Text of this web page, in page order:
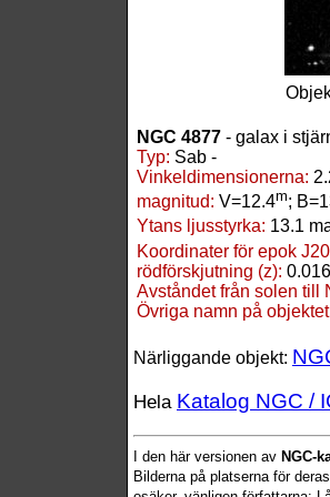
NGC 4877 - galax i
Typ: Sab -
Vinkeldimensionerna:
magnitud: V=12.4m;
Ytans ljusstyrka: 13.1
Koordinater för epok
rödförskjutning (z):
Avståndet från solen till
Övriga namn på
Närliggande objekt:
Hela Katalog NGC /
I den här versionen av NGC-
Bilderna på platserna för